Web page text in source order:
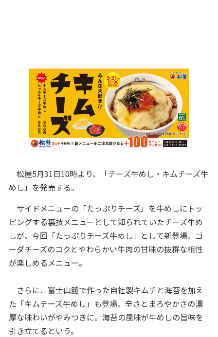
松屋5月31日10時より、「チーズ牛めし・キムチーズ牛
めし」を発売する。
サイドメニューの「たっぷりチーズ」を牛めしにトッ
ピングする裏技メニューとして知られていたチーズ牛め
しが、今回「たっぷりチーズ牛めし」として新登場。ゴ
ーダチーズのコクとやわらかい牛肉の甘味の抜群な相性
が楽しめるメニュー。
さらに、富士山麓で作った自社製キムチと海苔を加え
た「キムチーズ牛めし」も登場。辛さとまろやかさの濃
厚な味わいがやみつきに。海苔の風味が牛めしの旨味を
引き立てるという。